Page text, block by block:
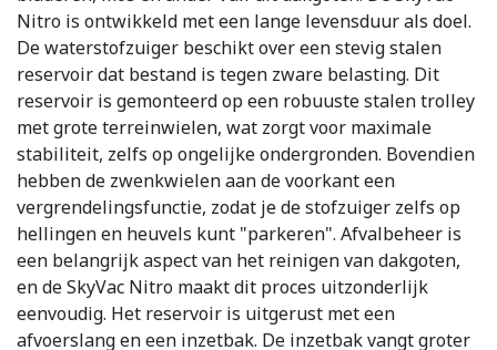
Nitro is ontwikkeld met een lange levensduur als doel.
De waterstofzuiger beschikt over een stevig stalen
reservoir dat bestand is tegen zware belasting. Dit
reservoir is gemonteerd op een robuuste stalen trolley
met grote terreinwielen, wat zorgt voor maximale
stabiliteit, zelfs op ongelijke ondergronden. Bovendien
hebben de zwenkwielen aan de voorkant een
vergrendelingsfunctie, zodat je de stofzuiger zelfs op
hellingen en heuvels kunt "parkeren". Afvalbeheer is
een belangrijk aspect van het reinigen van dakgoten,
en de SkyVac Nitro maakt dit proces uitzonderlijk
eenvoudig. Het reservoir is uitgerust met een
afvoerslang en een inzetbak. De inzetbak vangt groter